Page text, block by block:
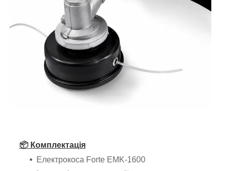
📦 Комплектація
Електрокоса Forte EMK-1600